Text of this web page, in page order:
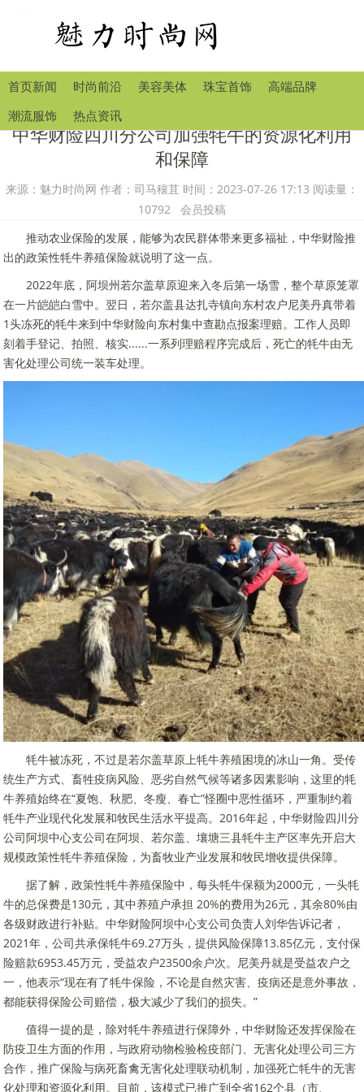
首页新闻 时尚前沿 美容美体 珠宝首饰
高端品牌
潮流服饰
热点资讯
中华财险四川分公司加强牦牛的资源化利用
和保障
来源：魅力时尚网 作者：司马穰苴 时间：2023-07-26 17:13 阅读量：
10792 会员投稿
推动农业保险的发展，能够为农民群体带来更多福祉，中华财险推
出的政策性牦牛养殖保险就说明了这一点。
2022年底，阿坝州若尔盖草原迎来入冬后第一场雪，整个草原笼罩
在一片皑皑白雪中。翌日，若尔盖县达扎寺镇向东村农户尼美丹真带着
1头冻死的牦牛来到中华财险向东村集中查勘点报案理赔。工作人员即
刻着手登记、拍照、核实......一系列理赔程序完成后，死亡的牦牛由无
害化处理公司统一装车处理。
牦牛被冻死，不过是若尔盖草原上牦牛养殖困境的冰山一角。受传
统生产方式、畜牲疫病风险、恶劣自然气候等诸多因素影响，这里的牦
牛养殖始终在“夏饱、秋肥、冬瘦、春亡”怪圈中恶性循环，严重制约着
牦牛产业现代化发展和牧民生活水平提高。2016年起，中华财险四川分
公司阿坝中心支公司在阿坝、若尔盖、壤塘三县牦牛主产区率先开启大
规模政策性牦牛养殖保险，为畜牧业产业发展和牧民增收提供保障。
据了解，政策性牦牛养殖保险中，每头牦牛保额为2000元，一头牦
牛的总保费是130元，其中养殖户承担 20%的费用为26元，其余80%由
各级财政进行补贴。中华财险阿坝中心支公司负责人刘华告诉记者，
2021年，公司共承保牦牛69.27万头，提供风险保障13.85亿元，支付保
险赔款6953.45万元，受益农户23500余户次。尼美丹就是受益农户之
一，他表示“现在有了牦牛保险，不论是自然灾害、疫病还是意外事故，
都能获得保险公司赔偿，极大减少了我们的损失。”
值得一提的是，除对牦牛养殖进行保障外，中华财险还发挥保险在
防疫卫生方面的作用，与政府动物检验检疫部门、无害化处理公司三方
合作，推广保险与病死畜禽无害化处理联动机制，加强死亡牦牛的无害
化处理和资源化利用。目前，该模式已推广到全省162个县（市、